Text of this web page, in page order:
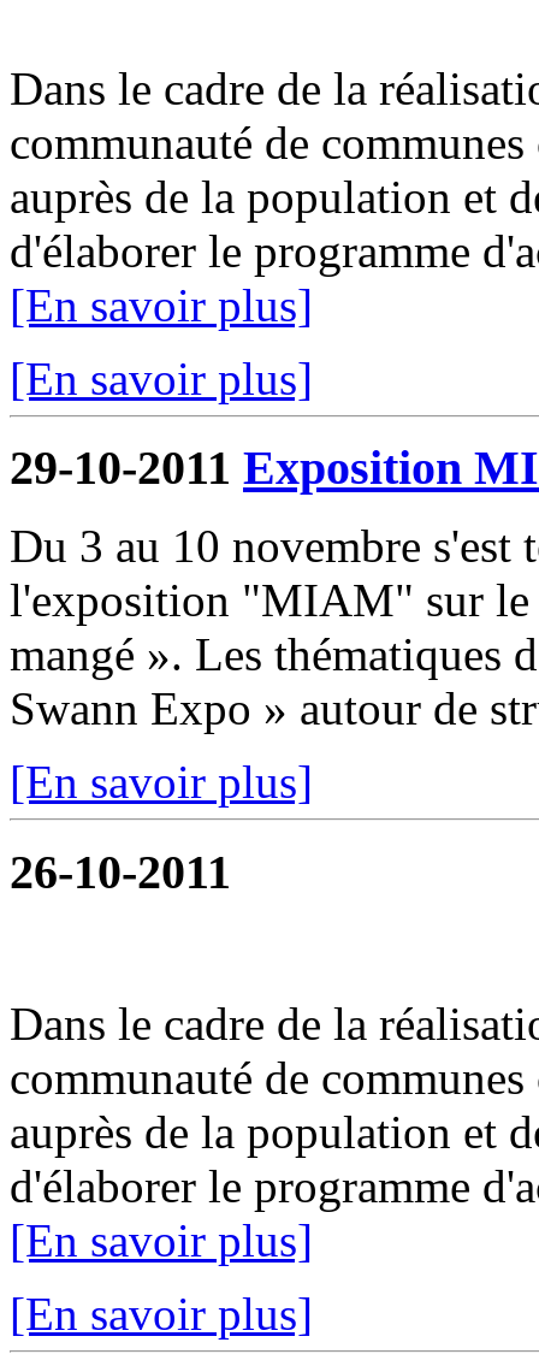
Dans le cadre de la
communauté de
auprès de la population et
d'élaborer le programme
[En savoir plus]
[En savoir plus]
29-10-2011 Exposition
Du 3 au 10 novembre
l'exposition "MIAM" sur le
mangé ». Les thématiques
Swann Expo » autour de
[En savoir plus]
26-10-2011
Dans le cadre de la
communauté de
auprès de la population et
d'élaborer le programme
[En savoir plus]
[En savoir plus]